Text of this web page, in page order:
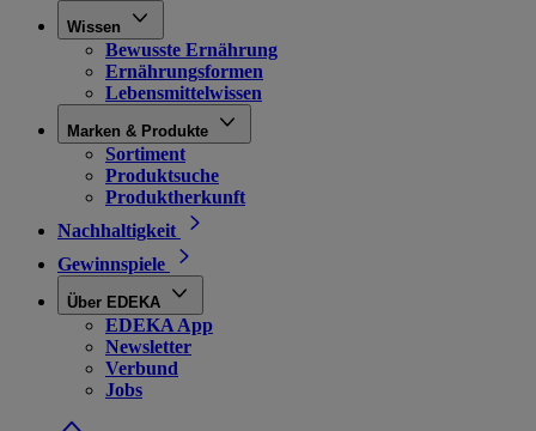
Wissen
Bewusste Ernährung
Ernährungsformen
Lebensmittelwissen
Marken & Produkte
Sortiment
Produktsuche
Produktherkunft
Nachhaltigkeit
Gewinnspiele
Über EDEKA
EDEKA App
Newsletter
Verbund
Jobs